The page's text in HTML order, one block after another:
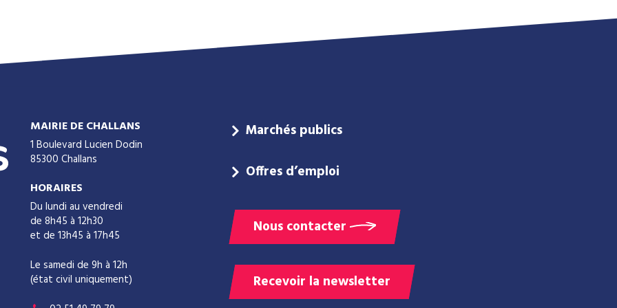
MAIRIE DE CHALLANS
1 Boulevard Lucien Dodin
85300 Challans
HORAIRES
Du lundi au vendredi
de 8h45 à 12h30
et de 13h45 à 17h45
Le samedi de 9h à 12h
(état civil uniquement)
Marchés publics
Offres d’emploi
Nous contacter
Recevoir la newsletter